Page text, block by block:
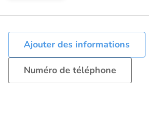
Ajouter des informations
Numéro de téléphone